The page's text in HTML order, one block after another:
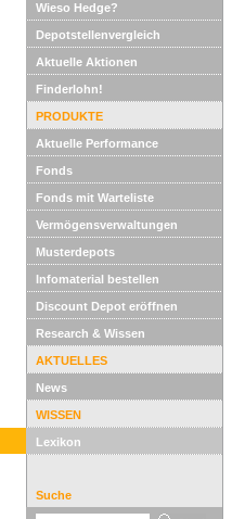
Wieso Hedge?
Depotstellenvergleich
Aktuelle Aktionen
Finderlohn!
PRODUKTE
Aktuelle Performance
Fonds
Fonds mit Warteliste
Vermögensverwaltungen
Musterdepots
Infomaterial bestellen
Discount Depot eröffnen
Research & Wissen
AKTUELLES
News
WISSEN
Lexikon
Suche